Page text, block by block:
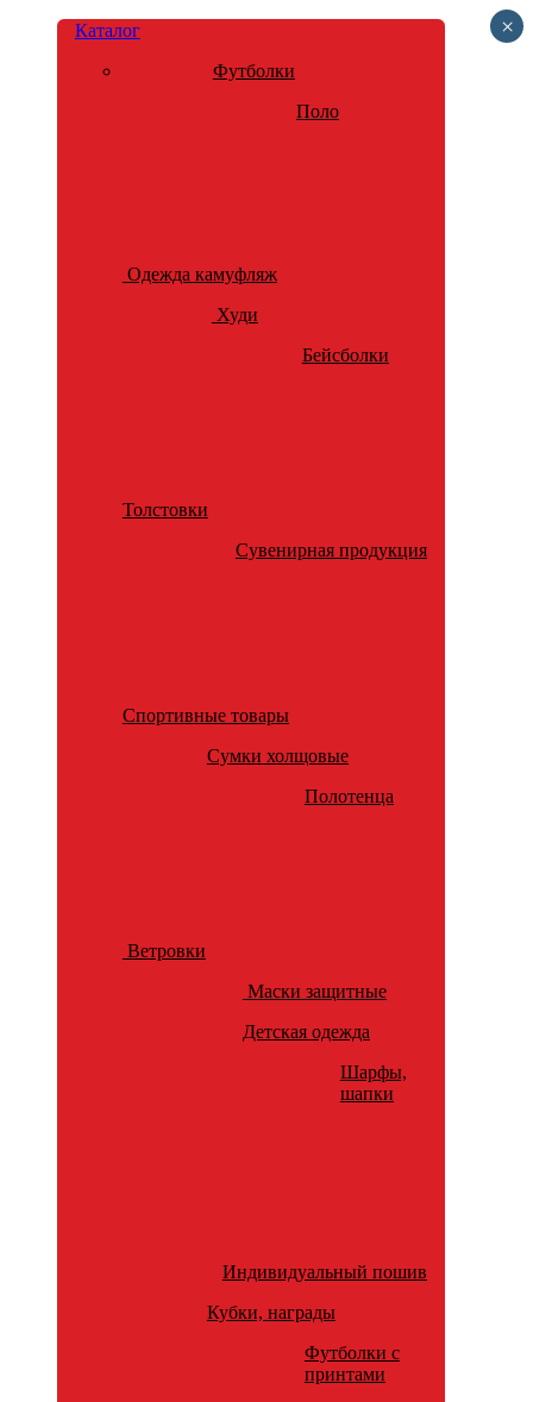
Каталог
Футболки
Поло
Одежда камуфляж
Худи
Бейсболки
Толстовки
Сувенирная продукция
Спортивные товары
Сумки холщовые
Полотенца
Ветровки
Маски защитные
Детская одежда
Шарфы,
шапки
Индивидуальный пошив
Кубки, награды
Футболки с
принтами
×